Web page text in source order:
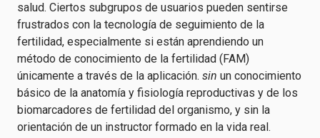
salud. Ciertos subgrupos de usuarios pueden sentirse
frustrados con la tecnología de seguimiento de la
fertilidad, especialmente si están aprendiendo un
método de conocimiento de la fertilidad (FAM)
únicamente a través de la aplicación. sin un conocimiento
básico de la anatomía y fisiología reproductivas y de los
biomarcadores de fertilidad del organismo, y sin la
orientación de un instructor formado en la vida real.